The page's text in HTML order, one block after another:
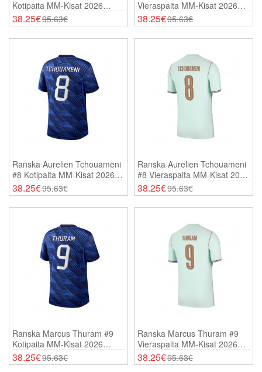
Kotipaita MM-Kisat 2026
Lyhythihainen
38.25€95.63€
Vieraspaita MM-Kisat 2026
Lyhythihainen
38.25€95.63€
Ranska Aurelien Tchouameni
#8 Kotipaita MM-Kisat 2026
Lyhythihainen
38.25€95.63€
Ranska Aurelien Tchouameni
#8 Vieraspaita MM-Kisat 2026
Lyhythihainen
38.25€95.63€
Ranska Marcus Thuram #9
Kotipaita MM-Kisat 2026
Lyhythihainen
38.25€95.63€
Ranska Marcus Thuram #9
Vieraspaita MM-Kisat 2026
Lyhythihainen
38.25€95.63€